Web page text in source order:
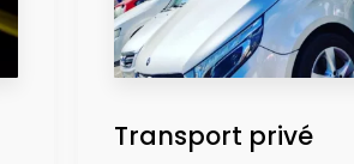
Transport privé